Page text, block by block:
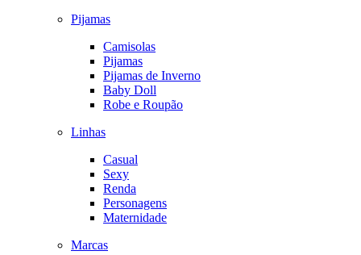
Pijamas
Camisolas
Pijamas
Pijamas de Inverno
Baby Doll
Robe e Roupão
Linhas
Casual
Sexy
Renda
Personagens
Maternidade
Marcas